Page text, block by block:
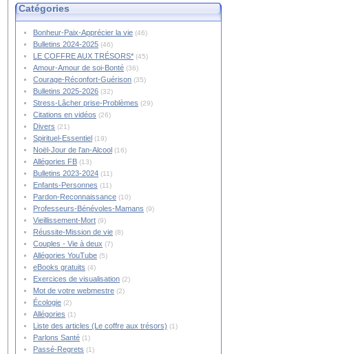
Catégories
Bonheur-Paix-Apprécier la vie (46)
Bulletins 2024-2025 (46)
LE COFFRE AUX TRÉSORS* (45)
Amour-Amour de soi-Bonté (36)
Courage-Réconfort-Guérison (35)
Bulletins 2025-2026 (32)
Stress-Lâcher prise-Problèmes (29)
Citations en vidéos (26)
Divers (21)
Spirituel-Essentiel (19)
Noël-Jour de l'an-Alcool (16)
Allégories FB (13)
Bulletins 2023-2024 (11)
Enfants-Personnes (11)
Pardon-Reconnaissance (10)
Professeurs-Bénévoles-Mamans (9)
Vieillissement-Mort (9)
Réussite-Mission de vie (8)
Couples - Vie à deux (7)
Allégories YouTube (5)
eBooks gratuits (4)
Exercices de visualisation (2)
Mot de votre webmestre (2)
Écologie (2)
Allégories (1)
Liste des articles (Le coffre aux trésors) (1)
Parlons Santé (1)
Passé-Regrets (1)